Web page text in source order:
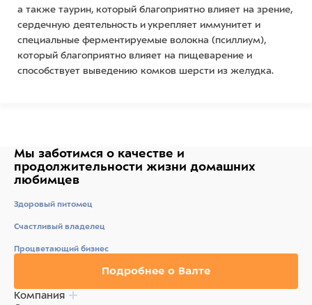
а также таурин, который благоприятно влияет на зрение,
сердечную деятельность и укрепляет иммунитет и
специальные ферментируемые волокна (псиллиум),
который благоприятно влияет на пищеварение и
способствует выведению комков шерсти из желудка.
Состав: мясо и субпродукты 40% (в том числе индейка
масло, псиллиум, таурин.
Мы заботимся о качестве и
продолжительности жизни домашних
любимцев
Здоровый питомец
Счастливый владелец
Процветающий бизнес
Подробнее о Валте
Компания